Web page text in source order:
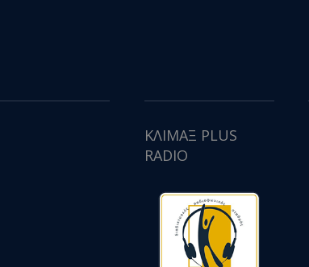
ΚΛΙΜΑΞ PLUS
RADIO